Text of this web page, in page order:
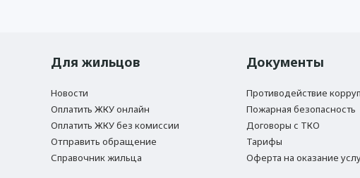
Для жильцов
Новости
Оплатить ЖКУ онлайн
Оплатить ЖКУ без комиссии
Отправить обращение
Справочник жильца
Документы
Противодействие
Пожарная безопасность
Договоры с ТКО
Тарифы
Оферта на оказание